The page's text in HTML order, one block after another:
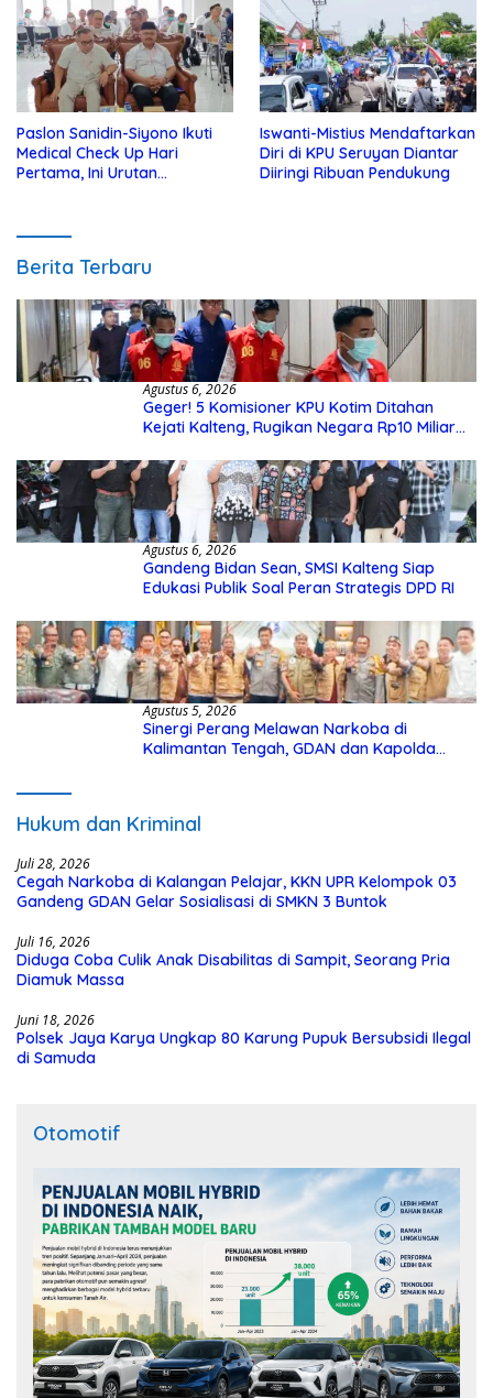
Paslon Sanidin-Siyono Ikuti
Medical Check Up Hari
Pertama, Ini Urutan
Iswanti-Mistius Mendaftarkan
Diri di KPU Seruyan Diantar
Diiringi Ribuan Pendukung
Berita Terbaru
Agustus 6, 2026
Geger! 5 Komisioner KPU Kotim Ditahan
Kejati Kalteng, Rugikan Negara Rp10 Miliar
Agustus 6, 2026
Gandeng Bidan Sean, SMSI Kalteng Siap
Edukasi Publik Soal Peran Strategis DPD RI
Agustus 5, 2026
Sinergi Perang Melawan Narkoba di
Kalimantan Tengah, GDAN dan Kapolda
Hukum dan Kriminal
Juli 28, 2026
Cegah Narkoba di Kalangan Pelajar, KKN UPR Kelompok 03
Gandeng GDAN Gelar Sosialisasi di SMKN 3 Buntok
Juli 16, 2026
Diduga Coba Culik Anak Disabilitas di Sampit, Seorang Pria
Diamuk Massa
Juni 18, 2026
Polsek Jaya Karya Ungkap 80 Karung Pupuk Bersubsidi Ilegal
di Samuda
Otomotif